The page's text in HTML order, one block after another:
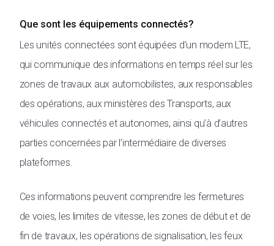
Que sont les équipements connectés?
Les unités connectées sont équipées d’un modem LTE,
qui communique des informations en temps réel sur les
zones de travaux aux automobilistes, aux responsables
des opérations, aux ministères des Transports, aux
véhicules connectés et autonomes, ainsi qu’à d’autres
parties concernées par l’intermédiaire de diverses
plateformes.
Ces informations peuvent comprendre les fermetures
de voies, les limites de vitesse, les zones de début et de
fin de travaux, les opérations de signalisation, les feux